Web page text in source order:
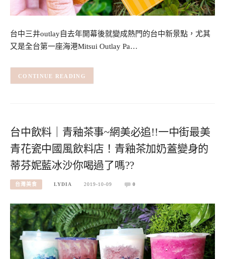
台中三井outlay自去年開幕後就變成熱門的台中新景點，尤其
又是全台第一座海港Mitsui Outlay Pa…
CONTINUE READING
台中飲料｜青釉茶事~網美必追!!一中街最美
青花瓷中國風飲料店！青釉茶加奶蓋變身的
蒂芬妮藍冰沙你喝過了嗎??
台灣美食 LYDIA 2019-10-09 0